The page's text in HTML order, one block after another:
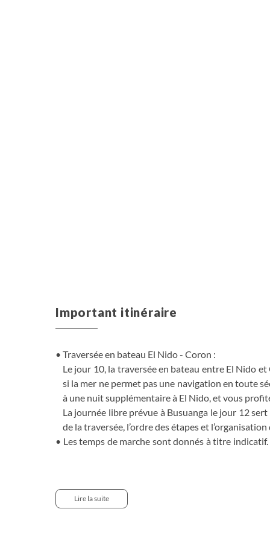
Important itinéraire
Traversée en bateau El Nido - Coron :
Le jour 10, la traversée en bateau entre El Nido
si la mer ne permet pas une navigation en toute
à une nuit supplémentaire à El Nido, et vous
La journée libre prévue à Busuanga le jour 12
de la traversée, l’ordre des étapes et
Les temps de marche sont donnés à titre
Les impératifs locaux (retard de bus, fêtes et
Lire la suite